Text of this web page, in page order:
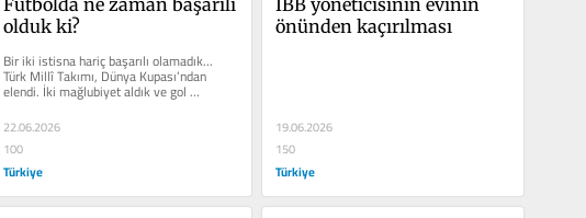
olduk ki?
Bir iki istisna hariç başarılı olamadık...
Türk Millî Takımı, Dünya Kupası’ndan
elendi. İki mağlubiyet aldık ve gol
atamadık. Son...
22.06.2026
100
Türkiye
önünden kaçırılması
19.06.2026
150
Türkiye